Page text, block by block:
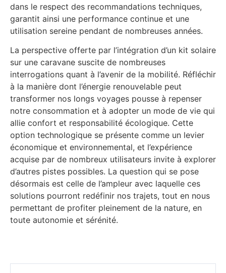
dans le respect des recommandations techniques,
garantit ainsi une performance continue et une
utilisation sereine pendant de nombreuses années.
La perspective offerte par l’intégration d’un kit solaire
sur une caravane suscite de nombreuses
interrogations quant à l’avenir de la mobilité. Réfléchir
à la manière dont l’énergie renouvelable peut
transformer nos longs voyages pousse à repenser
notre consommation et à adopter un mode de vie qui
allie confort et responsabilité écologique. Cette
option technologique se présente comme un levier
économique et environnemental, et l’expérience
acquise par de nombreux utilisateurs invite à explorer
d’autres pistes possibles. La question qui se pose
désormais est celle de l’ampleur avec laquelle ces
solutions pourront redéfinir nos trajets, tout en nous
permettant de profiter pleinement de la nature, en
toute autonomie et sérénité.